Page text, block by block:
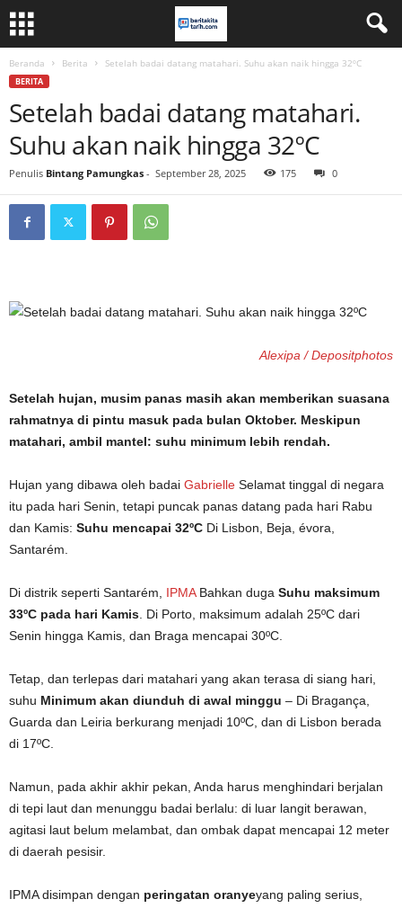
Beranda Berita Setelah badai datang matahari. Suhu akan naik hingga 32ºC
BERITA
Setelah badai datang matahari.
Suhu akan naik hingga 32ºC
Penulis Bintang Pamungkas - September 28, 2025 175 0
Alexipa / Depositphotos
Setelah hujan, musim panas masih akan memberikan suasana
rahmatnya di pintu masuk pada bulan Oktober. Meskipun
matahari, ambil mantel: suhu minimum lebih rendah.
Hujan yang dibawa oleh badai Gabrielle Selamat tinggal di negara
itu pada hari Senin, tetapi puncak panas datang pada hari Rabu
dan Kamis: Suhu mencapai 32ºC Di Lisbon, Beja, évora,
Santarém.
Di distrik seperti Santarém, IPMABahkan duga Suhu maksimum
33ºC pada hari Kamis . Di Porto, maksimum adalah 25ºC dari
Senin hingga Kamis, dan Braga mencapai 30ºC.
Tetap, dan terlepas dari matahari yang akan terasa di siang hari,
suhu Minimum akan diunduh di awal minggu – Di Bragança,
Guarda dan Leiria berkurang menjadi 10ºC, dan di Lisbon berada
di 17ºC.
Namun, pada akhir akhir pekan, Anda harus menghindari berjalan
di tepi laut dan menunggu badai berlalu: di luar langit berawan,
agitasi laut belum melambat, dan ombak dapat mencapai 12 meter
di daerah pesisir.
IPMA disimpan dengan peringatan oranyeyang paling serius,